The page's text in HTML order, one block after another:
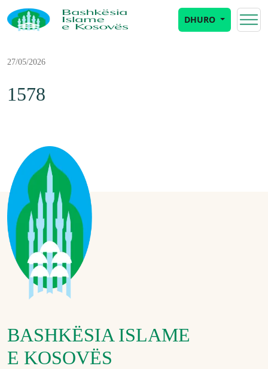
DHURO
27/05/2026
1578
BASHKËSIA ISLAME
E KOSOVËS